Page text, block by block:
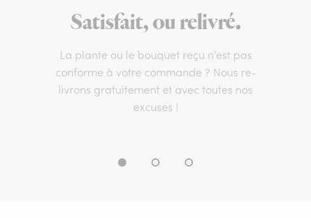
Satisfait, ou relivré.
La plante ou le bouquet reçu n’est pas
conforme à votre commande ? Nous re-
livrons gratuitement et avec toutes nos
excuses !